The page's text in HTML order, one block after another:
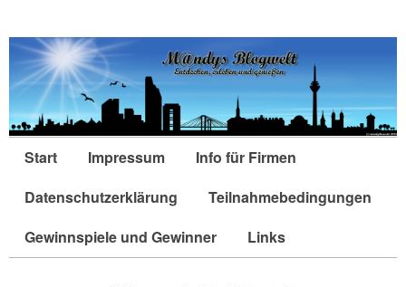
Start Impressum
Info für Firmen
Datenschutzerklärung
Teilnahmebedingungen
Gewinnspiele und Gewinner
Links